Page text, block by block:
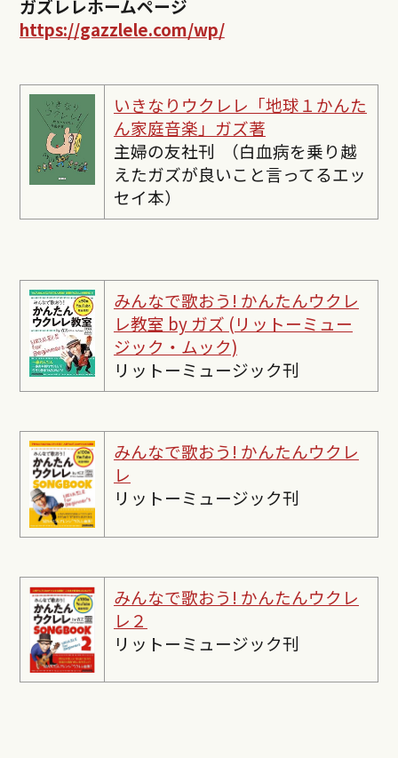
ガズレレホームページ
https://gazzlele.com/wp/
いきなりウクレレ「地球１かんた
ん家庭音楽」ガズ著
主婦の友社刊 （白血病を乗り越
えたガズが良いこと言ってるエッ
セイ本）
みんなで歌おう! かんたんウクレ
レ教室 by ガズ (リットーミュー
ジック・ムック)
リットーミュージック刊
みんなで歌おう! かんたんウクレ
レ
リットーミュージック刊
みんなで歌おう! かんたんウクレ
レ２
リットーミュージック刊